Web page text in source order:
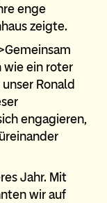
enge
zeigte.
wie ein roter
Ronald
engagieren,
Jahr. Mit
wir auf